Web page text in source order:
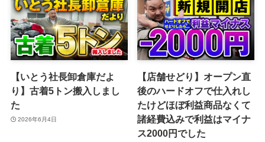
【いとう社長卸倉庫だよ
り】古着5トン搬入しまし
た
2026年6月4日
【店舗せどり】オープン直
後のハードオフで仕入れし
たけどほぼ利益商品なくて
諸経費込みで利益はマイナ
ス2000円でした